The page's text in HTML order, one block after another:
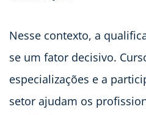
Nesse contexto, a
se um fator decisivo.
especializações e a
setor ajudam os